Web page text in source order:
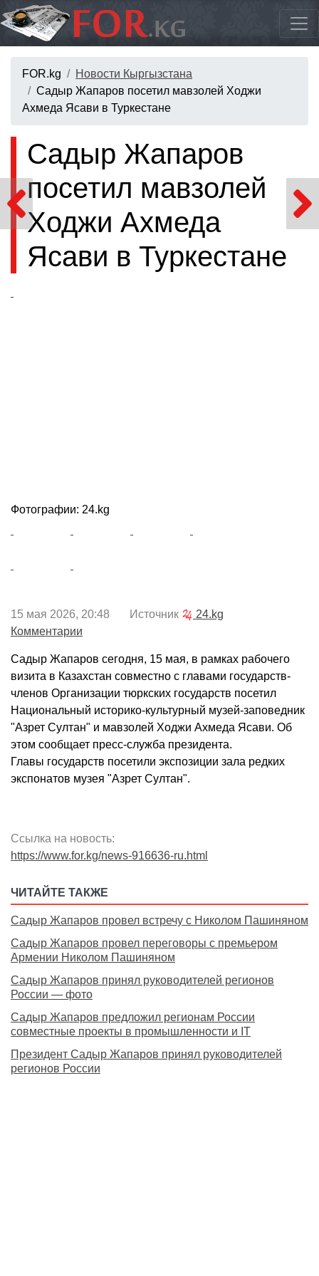
FOR.kg
Новости Кыргызстана
Садыр Жапаров посетил мавзолей Ходжи
Ахмеда Ясави в Туркестане
Садыр Жапаров
посетил мавзолей
Ходжи Ахмеда
Ясави в Туркестане
Фотографии: 24.kg
15 мая 2026, 20:48 Источник
24.kg
Комментарии
Садыр Жапаров сегодня, 15 мая, в рамках рабочего
визита в Казахстан совместно с главами государств-
членов Организации тюркских государств посетил
Национальный историко-культурный музей-заповедник
"Азрет Султан" и мавзолей Ходжи Ахмеда Ясави. Об
этом сообщает пресс-служба президента.
Главы государств посетили экспозиции зала редких
экспонатов музея "Азрет Султан".
Ссылка на новость:
https://www.for.kg/news-916636-ru.html
ЧИТАЙТЕ ТАКЖЕ
Садыр Жапаров провел встречу с Николом Пашиняном
Садыр Жапаров провел переговоры с премьером
Армении Николом Пашиняном
Садыр Жапаров принял руководителей регионов
России — фото
Садыр Жапаров предложил регионам России
совместные проекты в промышленности и IT
Президент Садыр Жапаров принял руководителей
регионов России